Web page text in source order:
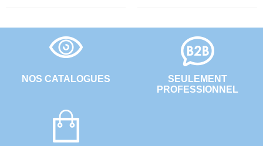
NOS CATALOGUES
SEULEMENT
PROFESSIONNEL